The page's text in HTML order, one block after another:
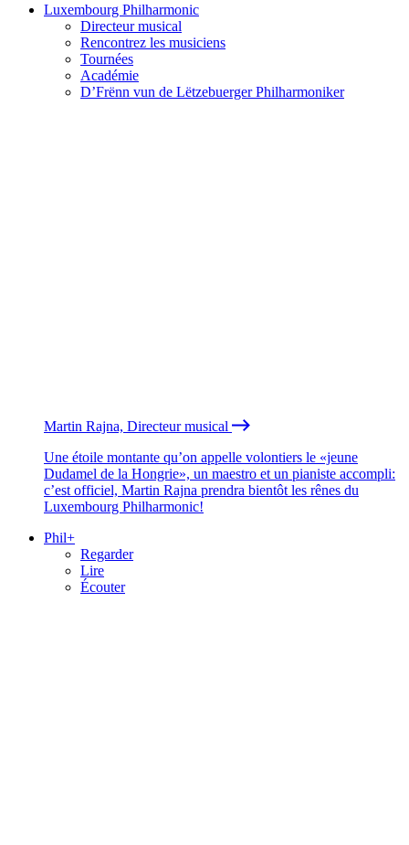
Luxembourg Philharmonic
Directeur musical
Rencontrez les musiciens
Tournées
Académie
D’Frënn vun de Lëtzebuerger Philharmoniker
Martin Rajna, Directeur musical
Une étoile montante qu’on appelle volontiers le «jeune
Dudamel de la Hongrie», un maestro et un pianiste accompli:
c’est officiel, Martin Rajna prendra bientôt les rênes du
Luxembourg Philharmonic!
Phil+
Regarder
Lire
Écouter